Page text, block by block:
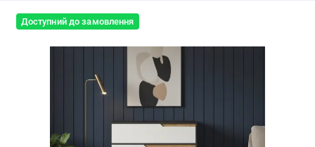
Доступний до замовлення